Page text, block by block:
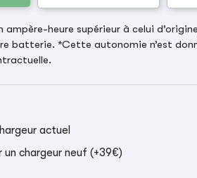
ampère-heure supérieur à celui
batterie. *Cette autonomie n’est
actuel
un chargeur neuf (+39€)